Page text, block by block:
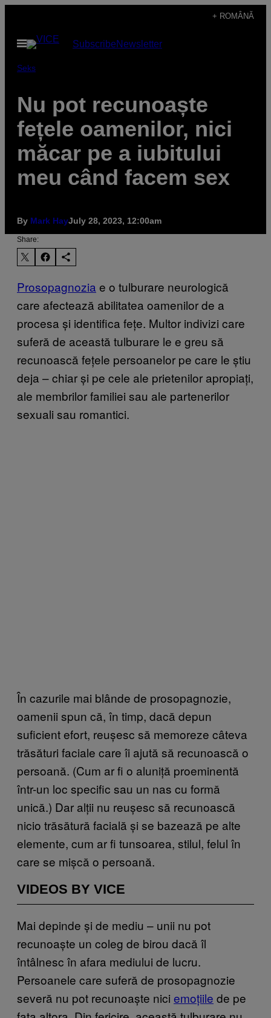
content
+ ROMÂNĂ
Open
Menu
SubscribeNewsletter
Seks
Nu pot recunoaște
fețele oamenilor, nici
măcar pe a iubitului
meu când facem sex
By Mark HayJuly 28, 2023, 12:00am
Share:
Prosopagnozia e o tulburare neurologică
care afectează abilitatea oamenilor de a
procesa și identifica fețe. Multor indivizi care
suferă de această tulburare le e greu să
recunoască fețele persoanelor pe care le știu
deja – chiar și pe cele ale prietenilor apropiați,
ale membrilor familiei sau ale partenerilor
sexuali sau romantici.
În cazurile mai blânde de prosopagnozie,
oamenii spun că, în timp, dacă depun
suficient efort, reușesc să memoreze câteva
trăsături faciale care îi ajută să recunoască o
persoană. (Cum ar fi o aluniță proeminentă
într-un loc specific sau un nas cu formă
unică.) Dar alții nu reușesc să recunoască
nicio trăsătură facială și se bazează pe alte
elemente, cum ar fi tunsoarea, stilul, felul în
care se mișcă o persoană.
VIDEOS BY VICE
Mai depinde și de mediu – unii nu pot
recunoaște un coleg de birou dacă îl
întâlnesc în afara mediului de lucru.
Persoanele care suferă de prosopagnozie
severă nu pot recunoaște nici emoțiile de pe